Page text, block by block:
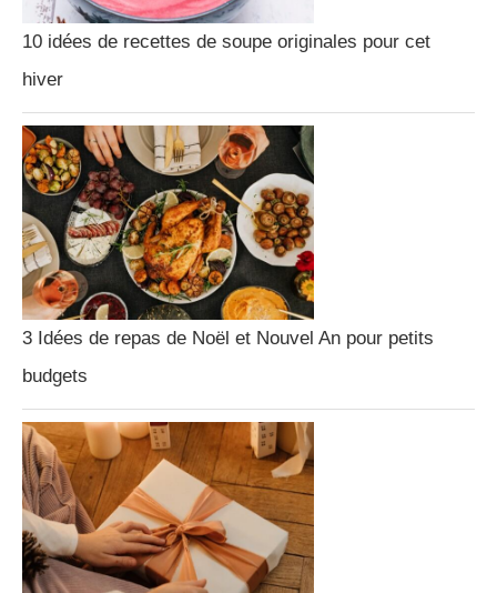
10 idées de recettes de soupe originales pour cet
hiver
3 Idées de repas de Noël et Nouvel An pour petits
budgets